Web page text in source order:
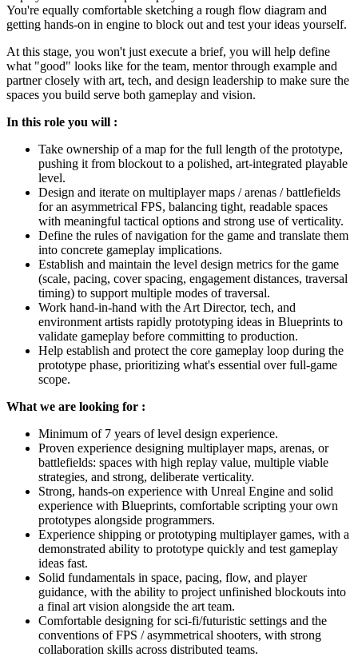
You're equally comfortable sketching a rough flow diagram and
getting hands-on in engine to block out and test your ideas yourself.
At this stage, you won't just execute a brief, you will help define
what "good" looks like for the team, mentor through example and
partner closely with art, tech, and design leadership to make sure the
spaces you build serve both gameplay and vision.
In this role you will :
Take ownership of a map for the full length of the prototype,
pushing it from blockout to a polished, art-integrated playable
level.
Design and iterate on multiplayer maps / arenas / battlefields
for an asymmetrical FPS, balancing tight, readable spaces
with meaningful tactical options and strong use of verticality.
Define the rules of navigation for the game and translate them
into concrete gameplay implications.
Establish and maintain the level design metrics for the game
(scale, pacing, cover spacing, engagement distances, traversal
timing) to support multiple modes of traversal.
Work hand-in-hand with the Art Director, tech, and
environment artists rapidly prototyping ideas in Blueprints to
validate gameplay before committing to production.
Help establish and protect the core gameplay loop during the
prototype phase, prioritizing what's essential over full-game
scope.
What we are looking for :
Minimum of 7 years of level design experience.
Proven experience designing multiplayer maps, arenas, or
battlefields: spaces with high replay value, multiple viable
strategies, and strong, deliberate verticality.
Strong, hands-on experience with Unreal Engine and solid
experience with Blueprints, comfortable scripting your own
prototypes alongside programmers.
Experience shipping or prototyping multiplayer games, with a
demonstrated ability to prototype quickly and test gameplay
ideas fast.
Solid fundamentals in space, pacing, flow, and player
guidance, with the ability to project unfinished blockouts into
a final art vision alongside the art team.
Comfortable designing for sci-fi/futuristic settings and the
conventions of FPS / asymmetrical shooters, with strong
collaboration skills across distributed teams.